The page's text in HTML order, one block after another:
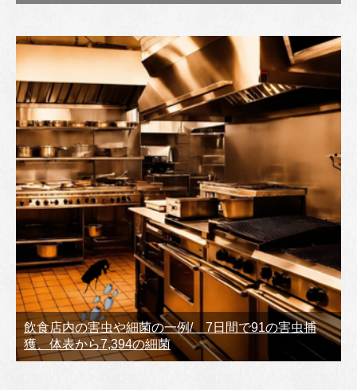
飲食店内の害虫や細菌の一例/ 7日間で91の害虫捕
獲、体表から7,394の細菌